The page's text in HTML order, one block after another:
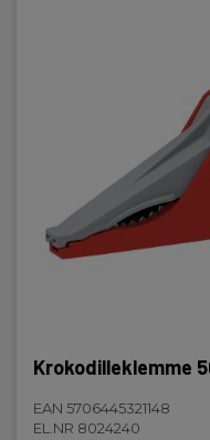
IEC
Kat IV 600V
Krokodilleklemme
EAN 5706445321148
EL.NR 8024240